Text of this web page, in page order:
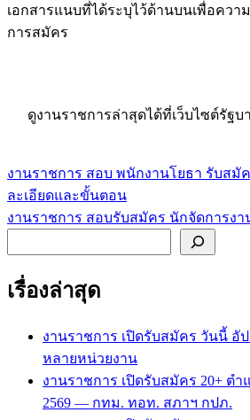
เอกสารแนบที่ได้ระบุไว้ด้านบนเพื่อคว
การสมัคร
ดูงานราชการล่าสุดได้ที่เว็บไซต์รัฐ
แนะแนว
เรื่อง
งานราชการ สอบ พนักงานโยธา รับสมั
ละเอียดและขั้นตอน
งานราชการ สอบรับสมัคร นักจัดการง
เรื่องล่าสุด
งานราชการ เปิดรับสมัคร วันนี้ อัป
หลายหน่วยงาน
งานราชการ เปิดรับสมัคร 20+ ตำ
2569 — กทม. ทอท. สภาฯ กปภ.